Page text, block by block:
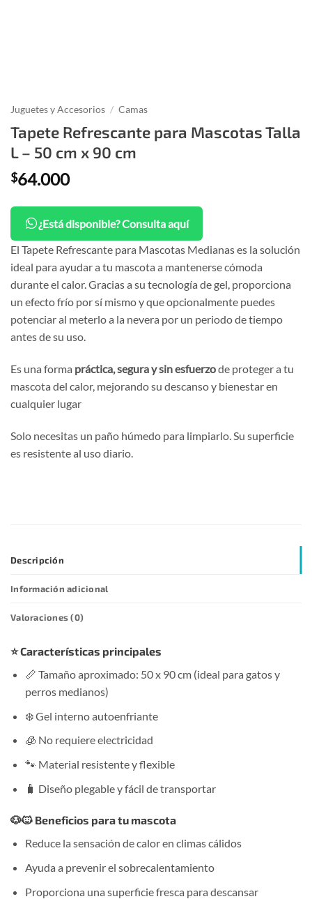
Juguetes y Accesorios / Camas
Tapete Refrescante para Mascotas Talla
L – 50 cm x 90 cm
$64.000
¿Está disponible? Consulta aquí
El Tapete Refrescante para Mascotas Medianas es la solución
ideal para ayudar a tu mascota a mantenerse cómoda
durante el calor. Gracias a su tecnología de gel, proporciona
un efecto frío por sí mismo y que opcionalmente puedes
potenciar al meterlo a la nevera por un periodo de tiempo
antes de su uso.
Es una forma práctica, segura y sin esfuerzode proteger a tu
mascota del calor, mejorando su descanso y bienestar en
cualquier lugar
Solo necesitas un paño húmedo para limpiarlo. Su superficie
es resistente al uso diario.
Descripción
Información adicional
Valoraciones (0)
⭐ Características principales
📏 Tamaño aproximado: 50 x 90 cm (ideal para gatos y
perros medianos)
❄️ Gel interno autoenfriante
🧊 No requiere electricidad
🐾 Material resistente y flexible
🧳 Diseño plegable y fácil de transportar
🐶🐱 Beneficios para tu mascota
Reduce la sensación de calor en climas cálidos
Ayuda a prevenir el sobrecalentamiento
Proporciona una superficie fresca para descansar